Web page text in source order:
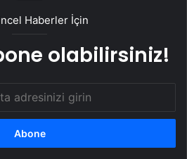
Haberler İçin
olabilirsiniz!